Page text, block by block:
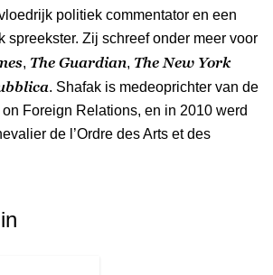
politiek commentator en een
spreekster. Zij schreef onder meer voor
, The Guardian, The New York
. Shafak is medeoprichter van de
Foreign Relations, en in 2010 werd
de l’Ordre des Arts et des